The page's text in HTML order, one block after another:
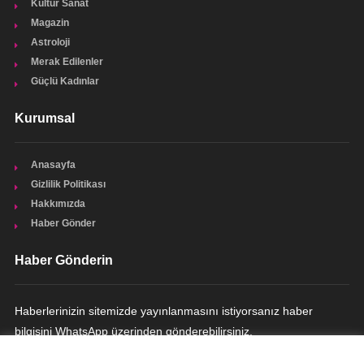
Kültür Sanat
Magazin
Astroloji
Merak Edilenler
Güçlü Kadınlar
Kurumsal
Anasayfa
Gizlilik Politikası
Hakkımızda
Haber Gönder
Haber Gönderin
Haberlerinizin sitemizde yayınlanmasını istiyorsanız haber
bilgisini WhatsApp üzerinden gönderebilirsiniz.